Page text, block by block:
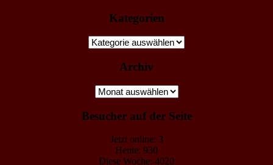
Kategorien
Kategorien
Archiv
Archiv
Besucher auf der Seite
Jetzt online: 3
Heute: 930
Diese Woche: 4020